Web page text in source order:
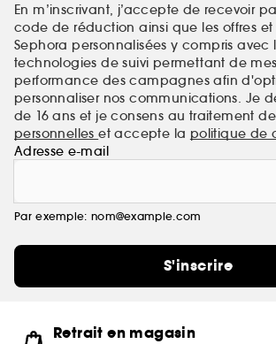
En m’inscrivant, j’accepte de recevoir
code de réduction ainsi que les offres
Sephora personnalisées y compris avec
technologies de suivi permettant de
performance des campagnes afin
personnaliser nos communications. Je
de 16 ans et je consens au traitement
personnelleset accepte la politique de
Adresse e-mail
Par exemple: nom@example.com
S'inscrire
Retrait en magasin